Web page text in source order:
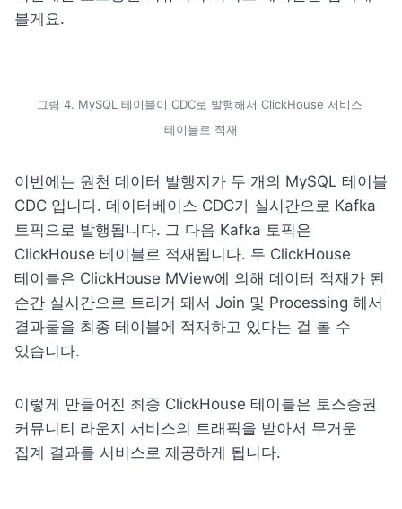
볼게요.
그림 4. MySQL 테이블이 CDC로 발행해서 ClickHouse 서비스
테이블로 적재
이번에는 원천 데이터 발행지가 두 개의 MySQL 테이블
CDC 입니다. 데이터베이스 CDC가 실시간으로 Kafka
토픽으로 발행됩니다. 그 다음 Kafka 토픽은
ClickHouse 테이블로 적재됩니다. 두 ClickHouse
테이블은 ClickHouse MView에 의해 데이터 적재가 된
순간 실시간으로 트리거 돼서 Join 및 Processing 해서
결과물을 최종 테이블에 적재하고 있다는 걸 볼 수
있습니다.
이렇게 만들어진 최종 ClickHouse 테이블은 토스증권
커뮤니티 라운지 서비스의 트래픽을 받아서 무거운
집계 결과를 서비스로 제공하게 됩니다.